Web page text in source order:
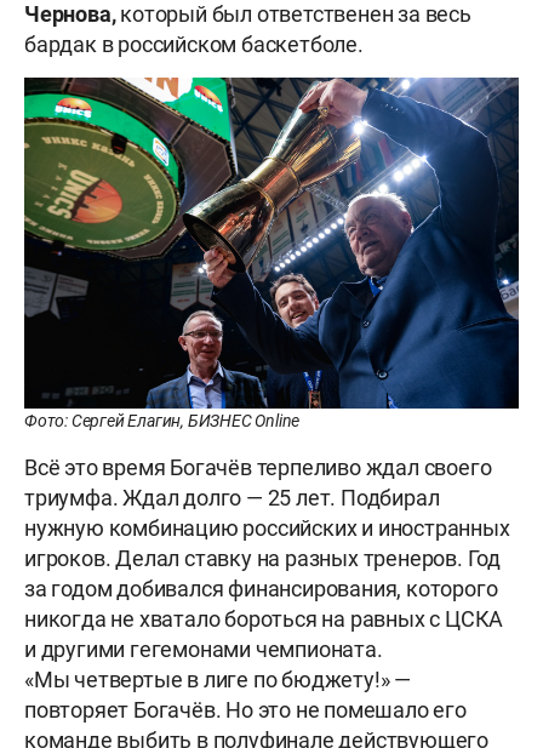
Чернова,который был ответственен за весь
бардак в российском баскетболе.
Фото: Сергей Елагин, БИЗНЕС Online
Всё это время Богачёв терпеливо ждал своего
триумфа. Ждал долго — 25 лет. Подбирал
нужную комбинацию российских и иностранных
игроков. Делал ставку на разных тренеров. Год
за годом добивался финансирования, которого
никогда не хватало бороться на равных с ЦСКА
и другими гегемонами чемпионата.
«Мы четвертые в лиге по бюджету!» —
повторяет Богачёв. Но это не помешало его
команде выбить в полуфинале действующего